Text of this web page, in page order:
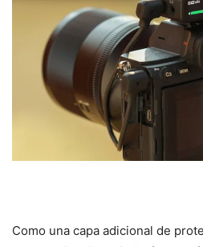
Como una capa adicional de